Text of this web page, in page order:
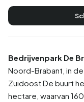
Bedrijvenpark De
Noord-Brabant , in
Zuidoost De buurt
hectare, waarvan